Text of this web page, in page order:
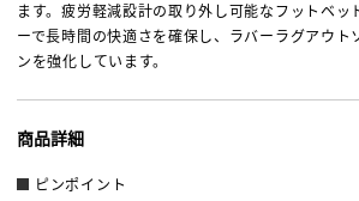
ます。疲労軽減設計の取り外し可能なフットベッ
ーで長時間の快適さを確保し、ラバーラグアウト
ンを強化しています。
商品詳細
ピンポイント